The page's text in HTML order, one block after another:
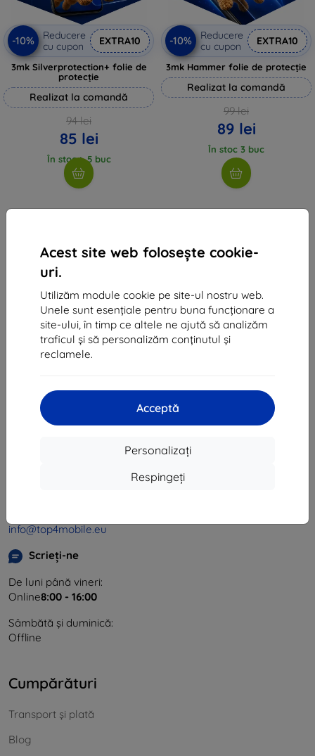
Acest site web folosește cookie-
uri.
Utilizăm module cookie pe site-ul nostru web.
Unele sunt esențiale pentru buna funcționare a
site-ului, în timp ce altele ne ajută să analizăm
traficul și să personalizăm conținutul și
reclamele.
Acceptă
Personalizați
Respingeți
-10%
Reducere
cu cupon
EXTRA10
3mk Silverprotection+ folie de
protecție
Realizat la comandă
94 lei
85 lei
În stoc > 5 buc
-10%
Reducere
cu cupon
EXTRA10
3mk Hammer folie de protecție
Realizat la comandă
99 lei
89 lei
În stoc 3 buc
Ulica Rudolfa Mocka 3750/2A
841 04 Bratislava
info@top4mobile.eu
Scrieți-ne
De luni până vineri:
Online8:00 - 16:00
Sâmbătă și duminică:
Offline
Cumpărături
Transport și plată
Blog